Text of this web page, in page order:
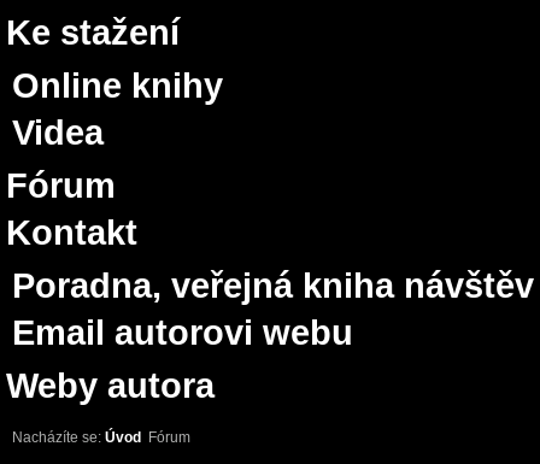
Ke stažení
Online knihy
Videa
Fórum
Kontakt
Poradna, veřejná kniha návštěv
Email autorovi webu
Weby autora
Nacházíte se: Úvod Fórum